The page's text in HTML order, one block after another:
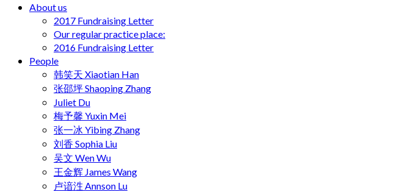
About us
2017 Fundraising Letter
Our regular practice place:
2016 Fundraising Letter
People
韩笑天 Xiaotian Han
张邵坪 Shaoping Zhang
Juliet Du
梅予馨 Yuxin Mei
张一冰 Yibing Zhang
刘香 Sophia Liu
吴文 Wen Wu
王金辉 James Wang
卢谙泩 Annson Lu